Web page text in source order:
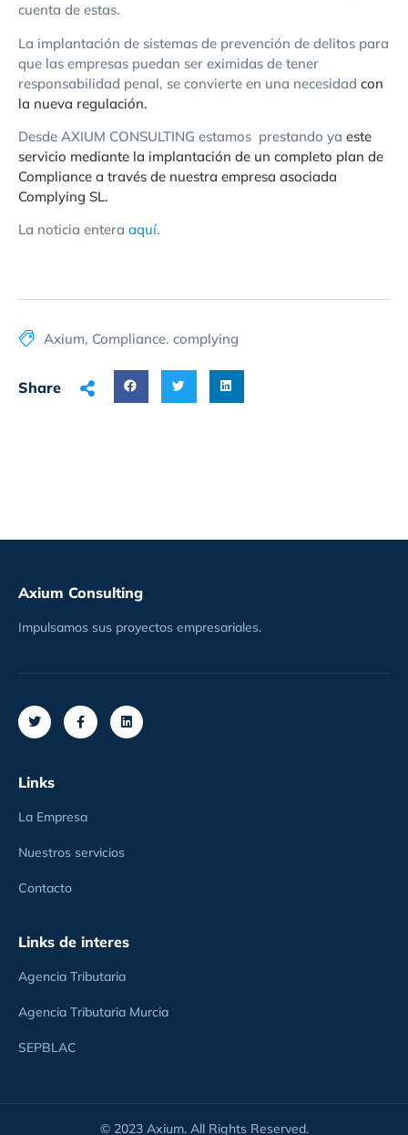
cuenta de estas.
La implantación de sistemas de prevención de delitos para
que las empresas puedan ser eximidas de tener
responsabilidad penal, se convierte en una necesidad con
la nueva regulación.
Desde AXIUM CONSULTING estamos prestando ya este
servicio mediante la implantación de un completo plan de
Compliance a través de nuestra empresa asociada
Complying SL.
La noticia entera aquí.
Axium, Compliance. complying
Share
Axium Consulting
Impulsamos sus proyectos empresariales.
Links
La Empresa
Nuestros servicios
Contacto
Links de interes
Agencia Tributaria
Agencia Tributaria Murcia
SEPBLAC
© 2023 Axium. All Rights Reserved.